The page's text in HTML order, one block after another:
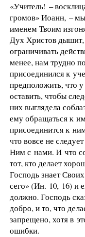
«Учитель! –
громов» Иоанн, –
именем Твоим
Дух Христов дышит,
ограничивать
менее, нам трудно
присоединился к
предположить, что
оставить, чтобы
них выглядела
ему обращаться к
присоединится к
что вовсе не
Ним с нами. И что
тот, кто делает
Господь знает
сего» (Ин. 10, 16) и
должно. Господь
добро, и то, что
запрещено, хотя в
ошибки.